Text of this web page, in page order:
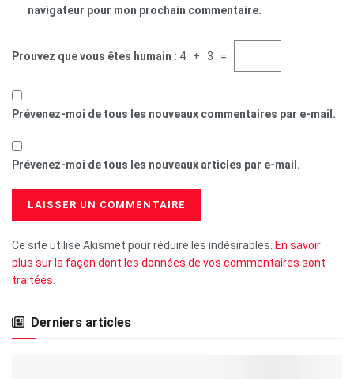
navigateur pour mon prochain commentaire.
Prouvez que vous êtes humain : 4 + 3 =
Prévenez-moi de tous les nouveaux commentaires par e-mail.
Prévenez-moi de tous les nouveaux articles par e-mail.
Ce site utilise Akismet pour réduire les indésirables. En savoir
plus sur la façon dont les données de vos commentaires sont
traitées
Derniers articles